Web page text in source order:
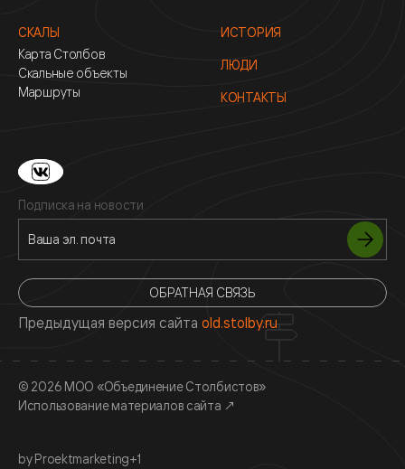
СКАЛЫ
Карта Столбов
Скальные объекты
Маршруты
ИСТОРИЯ
ЛЮДИ
КОНТАКТЫ
Подписка на новости
ОБРАТНАЯ СВЯЗЬ
Предыдущая версия сайта old.stolby.ru
© 2026 МОО «Объединение Столбистов»
Использование материалов сайта ↗
by Proektmarketing+1